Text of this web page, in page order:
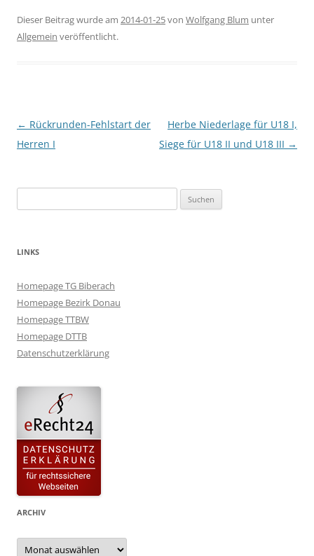
Dieser Beitrag wurde am 2014-01-25von Wolfgang Blum unter
Allgemein veröffentlicht.
Beitragsnavigation
← Rückrunden-Fehlstart der
Herren I
Herbe Niederlage für U18 I,
Siege für U18 II und U18 III →
nach:
LINKS
Homepage TG Biberach
Homepage Bezirk Donau
Homepage TTBW
Homepage DTTB
Datenschutzerklärung
ARCHIV
Archiv